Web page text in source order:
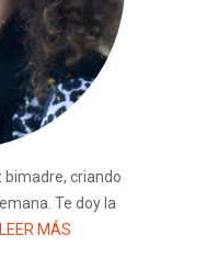
bimadre, criando
Te doy la
LEER MÁS